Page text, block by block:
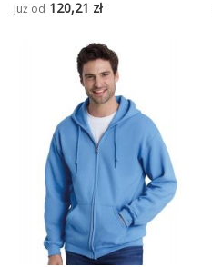
Już od 120,21 zł